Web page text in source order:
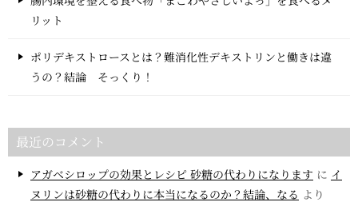
リット
ポリデキストロースとは？難消化性デキストリンと働きは違
うの？結論 そっくり！
最近のコメント
アガベシロップの効果とレシピ 砂糖の代わりになります に イ
ヌリンは砂糖の代わりに本当になるのか？結論、なる より